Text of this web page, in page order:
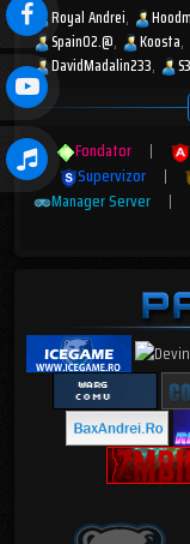
Royal Andrei
Spain02.@
Koosta
DavidMadalin233
Fondator |
Supervizor
|
Manager Server
|